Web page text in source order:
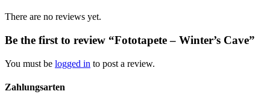
There are no reviews yet.
Be the first to review “Fototapete – Winter’s Cave”
You must be logged in to post a review.
Zahlungsarten